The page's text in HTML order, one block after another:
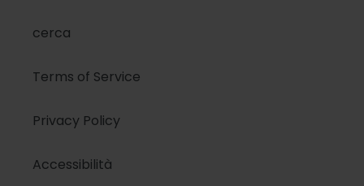
cerca
Terms of Service
Privacy Policy
Accessibilità